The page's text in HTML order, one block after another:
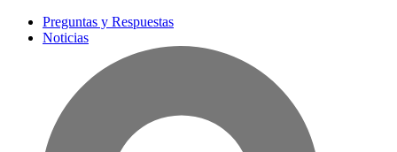
Preguntas y Respuestas
Noticias